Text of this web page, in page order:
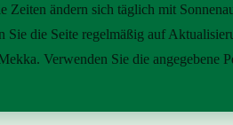
Zeiten ändern sich täglich mit
Sie die Seite regelmäßig auf
Verwenden Sie die angegebene